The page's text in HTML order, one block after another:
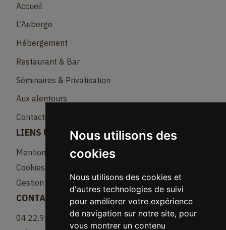
Nous utilisons des
cookies
Nous utilisons des cookies et
d'autres technologies de suivi
pour améliorer votre expérience
de navigation sur notre site, pour
vous montrer un contenu
Accueil
L'Auberge
Hébergement
Restaurant & Bar
Séminaires & Privatisation
Aux alentours
Contact
LIENS UTILES
Mentions légales
Cookies
Gestion des cookies
CONTACT
04.22.91.82.81